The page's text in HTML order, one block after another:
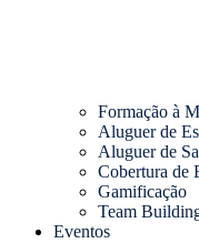
Formação à
Aluguer de
Aluguer de
Cobertura de
Gamificação
Team
Eventos